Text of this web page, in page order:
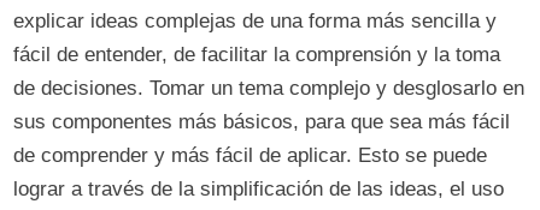
explicar ideas complejas de una forma más sencilla y
fácil de entender, de facilitar la comprensión y la toma
de decisiones. Tomar un tema complejo y desglosarlo en
sus componentes más básicos, para que sea más fácil
de comprender y más fácil de aplicar. Esto se puede
lograr a través de la simplificación de las ideas, el uso